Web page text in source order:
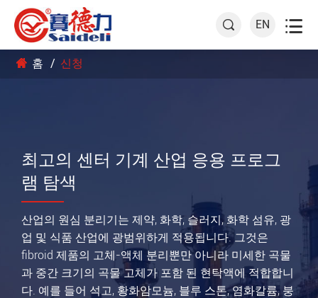
 EN 
홈 신청
최고의 센터 기계 산업 응용 프로그
램 탐색
산업의 원심 분리기는 제약, 화학, 슬러지, 화학 섬유, 광
업 및 식품 산업에 광범위하게 적용됩니다. 그것은
fibroid 제품의 고체-액체 분리뿐만 아니라 미세한 곡물
과 중간 크기의 곡물 고체가 포함 된 현탁액에 적합합니
다. 예를 들어 석고, 황화암모늄, 블루 스톤, 염화칼륨, 붕